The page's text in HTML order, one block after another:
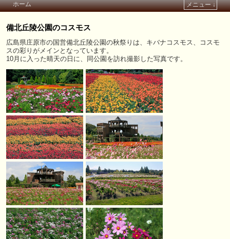
ホーム
メニュー ↓
備北丘陵公園のコスモス
広島県庄原市の国営備北丘陵公園の秋祭りは、キバナコスモス、コスモ
スの彩りがメインとなっています。
10月に入った晴天の日に、同公園を訪れ撮影した写真です。